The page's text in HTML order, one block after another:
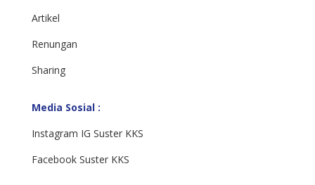
Artikel
Renungan
Sharing
Media Sosial :
Instagram IG Suster KKS
Facebook Suster KKS